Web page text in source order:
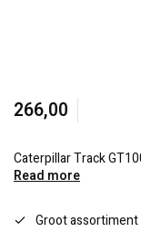
266,00
Caterpillar Track
Read more
Groot assortiment